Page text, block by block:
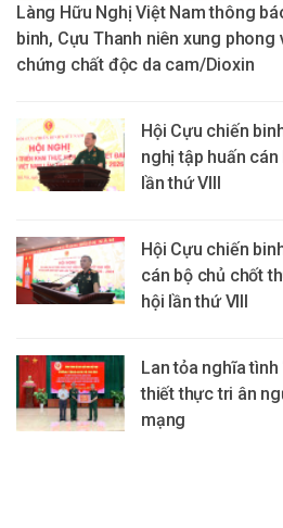
Làng Hữu Nghị Việt Nam thông
binh, Cựu Thanh niên xung phong
chứng chất độc da cam/Dioxin
Hội Cựu chiến
nghị tập huấn
lần thứ VIII
Hội Cựu chiến
cán bộ chủ chốt
hội lần thứ VIII
Lan tỏa nghĩa tình
thiết thực tri ân
mạng